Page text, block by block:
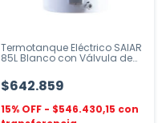
Termotanque Eléctrico SAIAR
85L Blanco con Válvula de
$642.859
$546.430,15